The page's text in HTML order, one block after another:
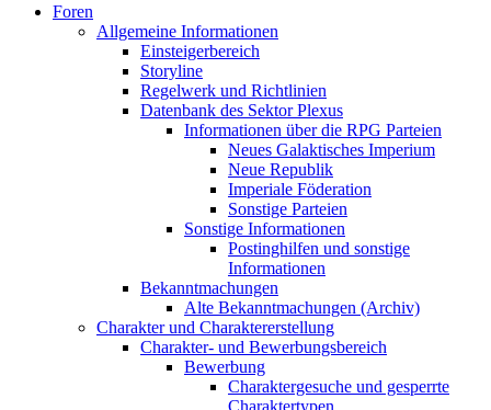
Foren
Allgemeine Informationen
Einsteigerbereich
Storyline
Regelwerk und Richtlinien
Datenbank des Sektor Plexus
Informationen über die RPG Parteien
Neues Galaktisches Imperium
Neue Republik
Imperiale Föderation
Sonstige Parteien
Sonstige Informationen
Postinghilfen und sonstige
Informationen
Bekanntmachungen
Alte Bekanntmachungen (Archiv)
Charakter und Charaktererstellung
Charakter- und Bewerbungsbereich
Bewerbung
Charaktergesuche und gesperrte
Charaktertypen